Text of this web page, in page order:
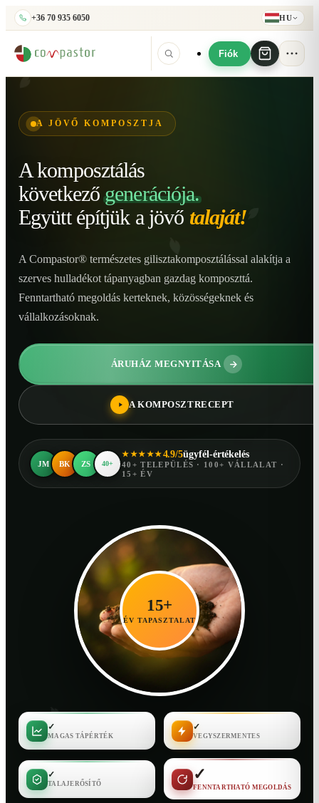
+36 70 935 6050 HU
Fiók
A JÖVŐ KOMPOSZTJA
A komposztálás
következő generációja.
Együtt építjük a jövő talaját!
A Compastor® természetes gilisztakomposztálással alakítja a
szerves hulladékot tápanyagban gazdag komposzttá.
Fenntartható megoldás kerteknek, közösségeknek és
vállalkozásoknak.
ÁRUHÁZ MEGNYITÁSA
A KOMPOSZTRECEPT
JM BK ZS 40+
★★★★★4.9/5ügyfél-értékelés
40+ TELEPÜLÉS · 100+ VÁLLALAT ·
15+ ÉV
15+
ÉV TAPASZTALAT
✓
MAGAS TÁPÉRTÉK
✓
VEGYSZERMENTES
✓
TALAJERŐSÍTŐ
✓
FENNTARTHATÓ MEGOLDÁS